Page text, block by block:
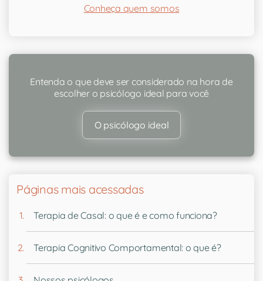
Conheça quem somos
Entenda o que deve ser considerado na hora de
escolher o psicólogo ideal para você
O psicólogo ideal
Páginas mais acessadas
Terapia de Casal: o que é e como funciona?
Terapia Cognitivo Comportamental: o que é?